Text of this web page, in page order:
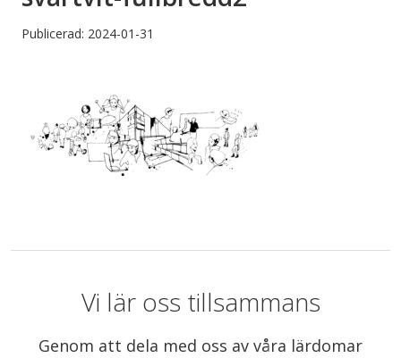
Publicerad: 2024-01-31
Vi lär oss tillsammans
Genom att dela med oss av våra lärdomar